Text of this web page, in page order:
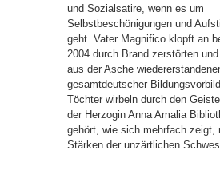
und Sozialsatire, wenn es um
Selbstbeschönigungen und
geht. Vater Magnifico klopft an
2004 durch Brand zerstörten
aus der Asche
gesamtdeutscher
Töchter wirbeln durch den
der Herzogin Anna Amalia
gehört, wie sich mehrfach zeigt,
Stärken der unzärtlichen